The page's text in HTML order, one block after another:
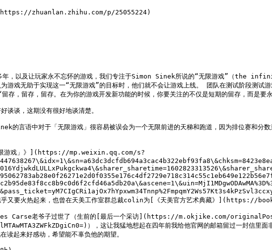
](https://zhuanlan.zhihu.com/p/25055224)
年，以及让玩家永不忘怀的游戏，我们专注于Simon Sinek所说的“无限游戏”（the
游戏无助于实现这一“无限游戏”的目标时，他们就不会让游戏上线。 团队在测试阶段测试
，留存，留存。在为你的游戏开发新功能的时候，你要关注的不仅是短期的留存，而是要永
谈谈，这期没有很好地谈清楚。
的言语中对于「无限游戏」很容易被误会为一个无限前进的天梯和跑道，因为排位赛和分
限游戏」》](https://mp.weixin.qq.com/s?
似乎又要火热起来，也曾在天美工作室群总裁colin为[《天美官方艺术典藏》](https://
Carse老爷子过世了（生前的[最后一个采访](https://m.okjike.com/
），这让我猛地想起在四年前我给他官网的邮箱留过一封信里面
起来好感动，希望能不辜负他的期望。